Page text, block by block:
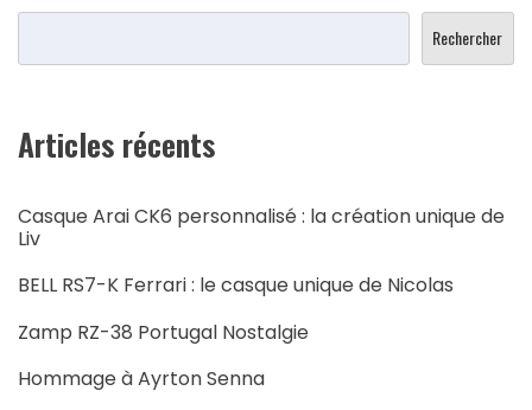
Rechercher
Articles récents
Casque Arai CK6 personnalisé : la création unique de
Liv
BELL RS7-K Ferrari : le casque unique de Nicolas
Zamp RZ-38 Portugal Nostalgie
Hommage à Ayrton Senna